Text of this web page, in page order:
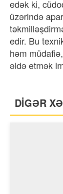
edək ki,
üzərində
edir. Bu
həm
əldə etmək
DİGƏR